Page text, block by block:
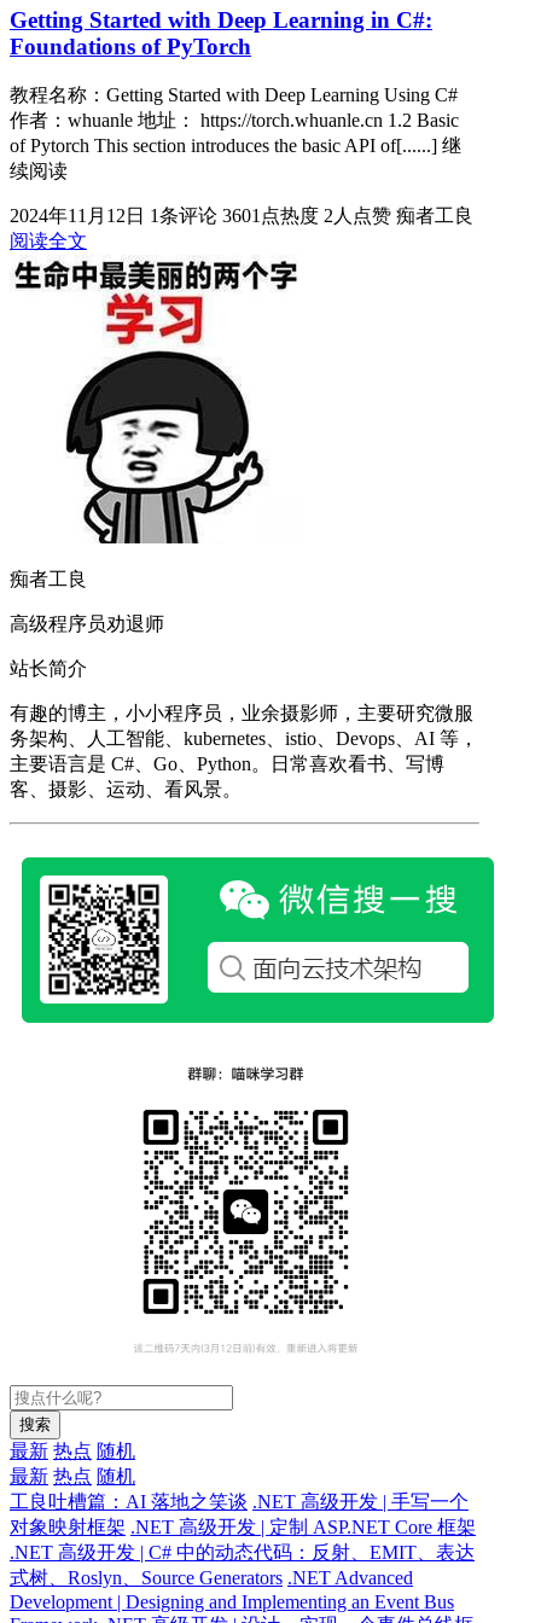
Getting Started with Deep Learning in C#:
Foundations of PyTorch
教程名称：Getting Started with Deep Learning Using C#
作者：whuanle 地址： https://torch.whuanle.cn 1.2 Basic
of Pytorch This section introduces the basic API of[......] 继
续阅读
2024年11月12日 1条评论 3601点热度 2人点赞 痴者工良
阅读全文
痴者工良
高级程序员劝退师
站长简介
有趣的博主，小小程序员，业余摄影师，主要研究微服
务架构、人工智能、kubernetes、istio、Devops、AI 等，
主要语言是 C#、Go、Python。日常喜欢看书、写博
客、摄影、运动、看风景。
搜索
最新 热点 随机
最新 热点 随机
工良吐槽篇：AI 落地之笑谈 .NET 高级开发 | 手写一个
对象映射框架 .NET 高级开发 | 定制 ASP.NET Core 框架
.NET 高级开发 | C# 中的动态代码：反射、EMIT、表达
式树、Roslyn、Source Generators .NET Advanced
Development | Designing and Implementing an Event Bus